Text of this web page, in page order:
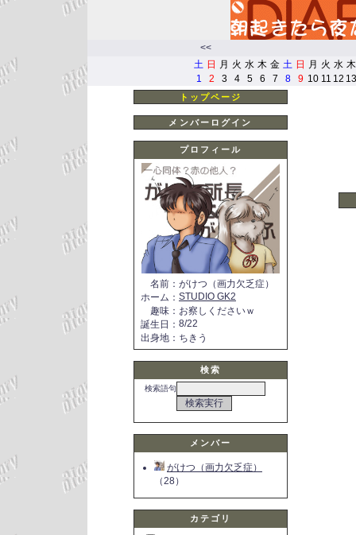
<<
土 日 月 火 水 木 金 土 日 月 火 水 木
1
2 3 4 5 6 7 8 9 10 11 12 13
トップページ
メンバーログイン
プロフィール
名前 ： がけつ（画力欠乏症）
ホーム ： STUDIO GK2
趣味 ： お察しくださいｗ
誕生日 ： 8/22
出身地 ： ちきう
検索
検索語句
メンバー
がけつ（画力欠乏症）
（28）
カテゴリ